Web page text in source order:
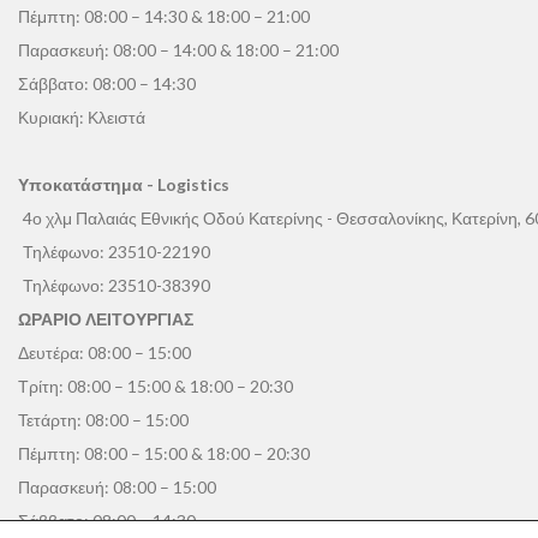
Πέμπτη: 08:00 – 14:30 & 18:00 – 21:00
Παρασκευή: 08:00 – 14:00 & 18:00 – 21:00
Σάββατο: 08:00 – 14:30
Κυριακή: Κλειστά
Υποκατάστημα - Logistics
4ο χλμ Παλαιάς Εθνικής Οδού Κατερίνης - Θεσσαλονίκης, Κατερίνη,
Τηλέφωνο: 23510-22190
Τηλέφωνο: 23510-38390
ΩΡΑΡΙΟ ΛΕΙΤΟΥΡΓΙΑΣ
Δευτέρα: 08:00 – 15:00
Τρίτη: 08:00 – 15:00 & 18:00 – 20:30
Τετάρτη: 08:00 – 15:00
Πέμπτη: 08:00 – 15:00 & 18:00 – 20:30
Παρασκευή: 08:00 – 15:00
Σάββατο: 08:00 – 14:30